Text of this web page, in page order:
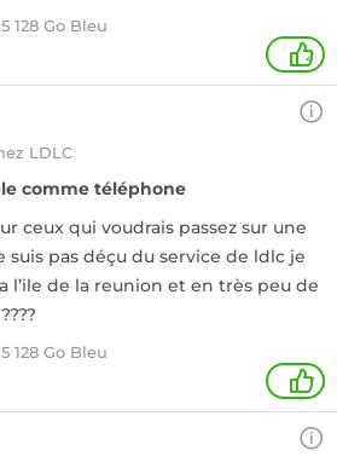
128 Go Bleu
2
LDLC
comme téléphone
ceux qui voudrais passez sur une
suis pas déçu du service de ldlc je
l’ile de la reunion et en très peu de
128 Go Bleu
1